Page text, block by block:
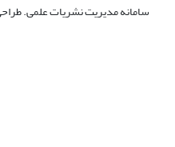
سامانه مدیریت نشریات علمی.